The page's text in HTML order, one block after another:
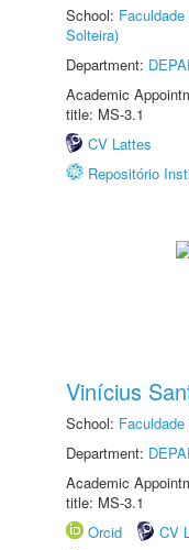
School:
Solteira)
Department:
Academic
title: MS-3.1
CV Lattes
Repositório
Vinícius
School:
Department:
Academic
title: MS-3.1
Orcid
CV